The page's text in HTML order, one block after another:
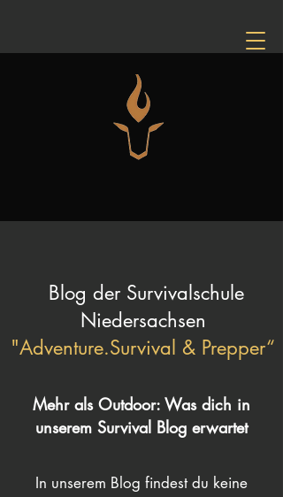
Blog der Survivalschule
Niedersachsen
"Adventure.Survival & Prepper“
Mehr als Outdoor: Was dich in
unserem Survival Blog erwartet
In unserem Blog findest du keine